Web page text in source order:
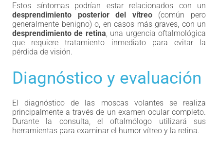
Estos síntomas podrían estar relacionados con un
desprendimiento posterior del vítreo(común pero
generalmente benigno) o, en casos más graves, con un
desprendimiento de retina, una urgencia oftalmológica
que requiere tratamiento inmediato para evitar la
pérdida de visión.
Diagnóstico y evaluación
El diagnóstico de las moscas volantes se realiza
principalmente a través de un examen ocular completo.
Durante la consulta, el oftalmólogo utilizará sus
herramientas para examinar el humor vítreo y la retina.